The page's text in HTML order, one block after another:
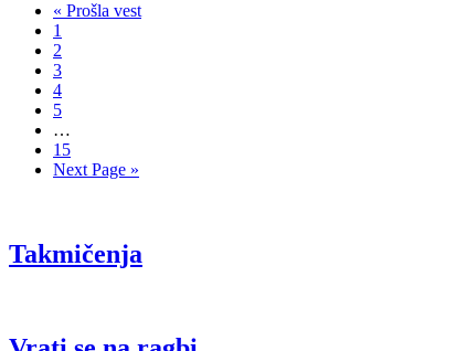
« Prošla vest
1
2
3
4
5
…
15
Next Page »
Takmičenja